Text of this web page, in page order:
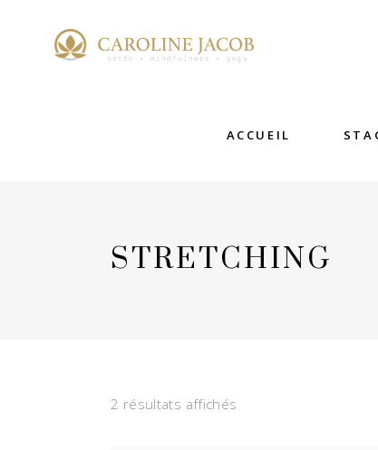
ACCUEIL
STRETCHING
2 résultats affichés